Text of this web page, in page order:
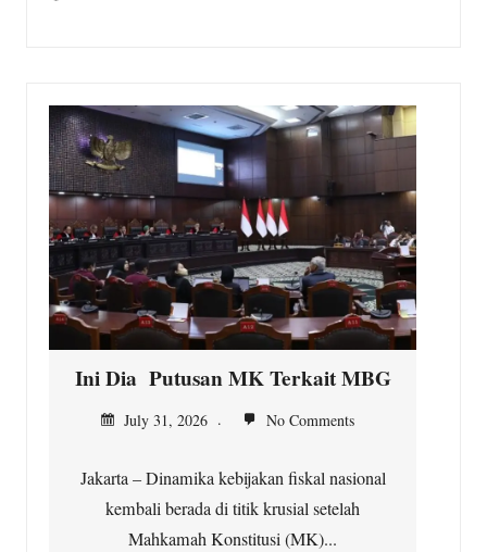
Ini Dia Putusan MK Terkait MBG
July 31, 2026 No Comments
Jakarta – Dinamika kebijakan fiskal nasional
kembali berada di titik krusial setelah
Mahkamah Konstitusi (MK)...